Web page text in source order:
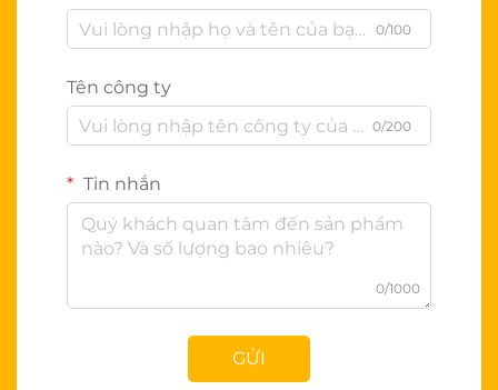
0/100
Tên công ty
0/200
Tin nhắn
0/1000
GỬI